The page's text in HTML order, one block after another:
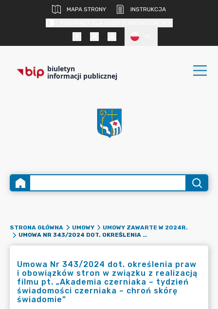
MAPA STRONY
INSTRUKCJA
biuletyn
informacji publicznej
STRONA GŁÓWNA UMOWY
UMOWY ZAWARTE W 2024R.
UMOWA NR 343/2024 DOT. OKREŚLENIA PRAW I OBOWIĄZKÓW STRON W ZWIĄZKU Z REALIZACJĄ FILMU PT. „AKADEMIA CZERNIAKA – TYDZIEŃ ŚWIADOMOŚCI CZERNIAKA – CHROŃ SKÓRĘ ŚWIADOMIE”
Umowa Nr 343/2024 dot. określenia praw
i obowiązków stron w związku z realizacją
filmu pt. „Akademia czerniaka – tydzień
świadomości czerniaka – chroń skórę
świadomie”